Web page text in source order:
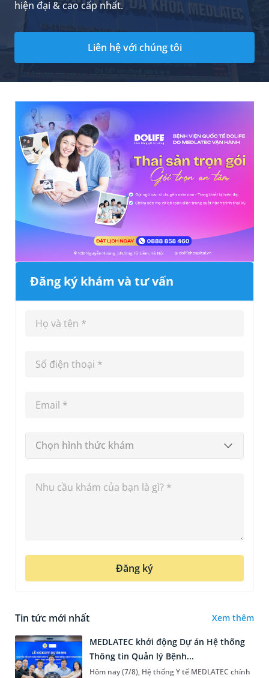
hiện đại & cao cấp nhất.
Liên hệ với chúng tôi
Đăng ký khám và tư vấn
Chọn hình thức khám
Đăng ký
Tin tức mới nhất Xem thêm
MEDLATEC khởi động Dự án Hệ thống
Thông tin Quản lý Bệnh...
Hôm nay (7/8), Hệ thống Y tế MEDLATEC chính